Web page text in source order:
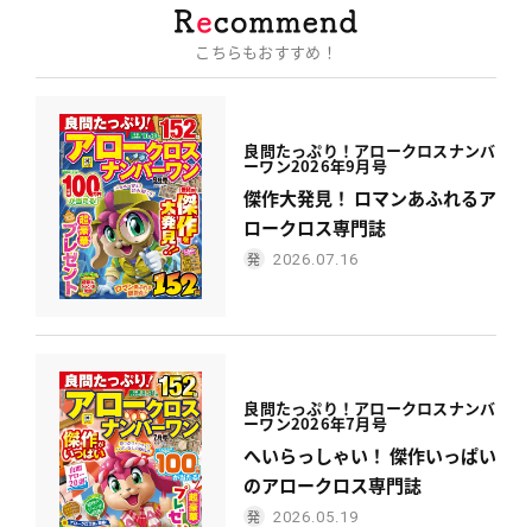
こちらもおすすめ！
良問たっぷり！ アロークロスナンバ
ーワン2026年9月号
傑作大発見！ ロマンあふれるア
ロークロス専門誌
2026.07.16
良問たっぷり！ アロークロスナンバ
ーワン2026年7月号
へいらっしゃい！ 傑作いっぱい
のアロークロス専門誌
2026.05.19